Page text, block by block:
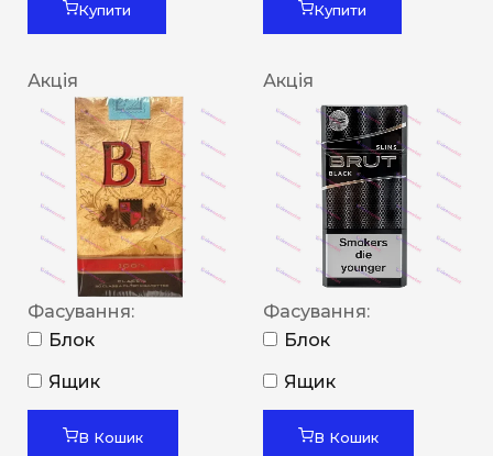
Купити Купити
Акція
Фасування:
Блок
Ящик
В Кошик
Акція
Фасування:
Блок
Ящик
В Кошик